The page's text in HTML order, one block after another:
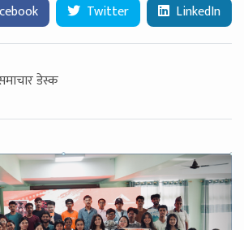
Twitter LinkedIn
डेस्क